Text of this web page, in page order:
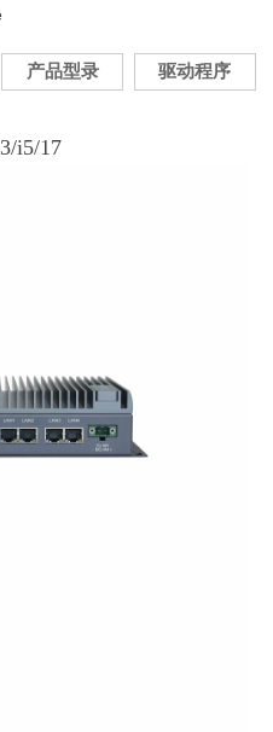
产品型录 驱动程序
i5/17